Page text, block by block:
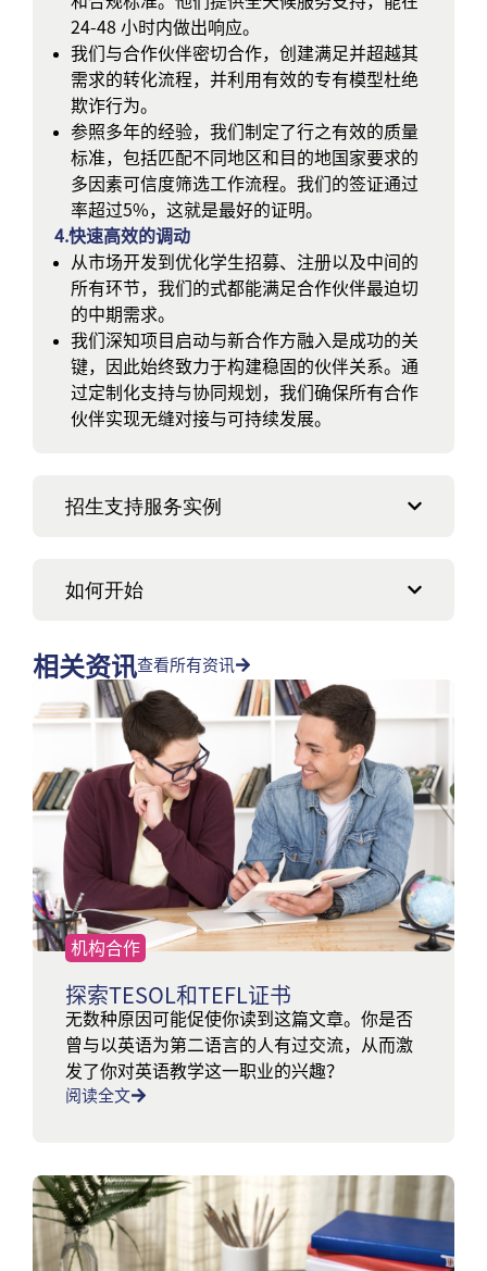
24-48 小时内做出响应。
我们与合作伙伴密切合作，创建满足并超越其
需求的转化流程，并利用有效的专有模型杜绝
欺诈行为。
参照多年的经验，我们制定了行之有效的质量
标准，包括匹配不同地区和目的地国家要求的
多因素可信度筛选工作流程。我们的签证通过
率超过5%，这就是最好的证明。
4.快速高效的调动
从市场开发到优化学生招募、注册以及中间的
所有环节，我们的式都能满足合作伙伴最迫切
的中期需求。
我们深知项目启动与新合作方融入是成功的关
键，因此始终致力于构建稳固的伙伴关系。通
过定制化支持与协同规划，我们确保所有合作
伙伴实现无缝对接与可持续发展。
招生支持服务实例
如何开始
相关资讯查看所有资讯
机构合作
探索TESOL和TEFL证书
无数种原因可能促使你读到这篇文章。你是否
曾与以英语为第二语言的人有过交流，从而激
发了你对英语教学这一职业的兴趣？
阅读全文